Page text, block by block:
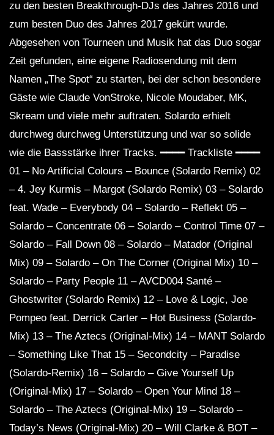
zu den besten Breakthrough-DJs des Jahres 2016 und
zum besten Duo des Jahres 2017 gekürt wurde.
Abgesehen von Tourneen und Musik hat das Duo sogar
Zeit gefunden, eine eigene Radiosendung mit dem
Namen „The Spot“ zu starten, bei der schon besondere
Gäste wie Claude VonStroke, Nicole Moudaber, MK,
Skream und viele mehr auftraten. Solardo erhielt
durchweg durchweg Unterstützung und war so solide
wie die Bassstärke ihrer Tracks. ━━━━ Trackliste ━━━━
01 – No Artificial Colours – Bounce (Solardo Remix) 02
– 4. Jey Kurmis – Margot (Solardo Remix) 03 – Solardo
feat. Wade – Everybody 04 – Solardo – Reflekt 05 –
Solardo – Concentrate 06 – Solardo – Control Time 07 –
Solardo – Fall Down 08 – Solardo – Matador (Original
Mix) 09 – Solardo – On The Corner (Original Mix) 10 –
Solardo – Party People 11 – AVCD004 Santé –
Ghostwriter (Solardo Remix) 12 – Love & Logic, Joe
Pompeo feat. Derrick Carter – Hot Business (Solardo-
Mix) 13 – The Aztecs (Original-Mix) 14 – MANT Solardo
– Something Like That 15 – Secondcity – Paradise
(Solardo-Remix) 16 – Solardo – Give Yourself Up
(Original-Mix) 17 – Solardo – Open Your Mind 18 –
Solardo – The Aztecs (Original-Mix) 19 – Solardo –
Today’s News (Original-Mix) 20 – Will Clarke & BOT –